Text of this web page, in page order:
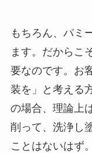
もちろん、パミ
ます。だからこ
要なのです。お
装を」と考える
の場合、理論上
削って、洗浄し
ことはないはず。